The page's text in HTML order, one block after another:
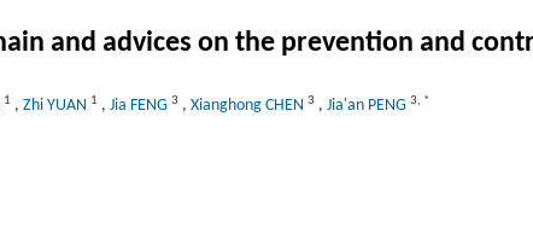
and advices on the prevention and
1 , Zhi YUAN 1 , Jia FENG 3 , Xianghong CHEN 3 , Jia'an PENG 3, *